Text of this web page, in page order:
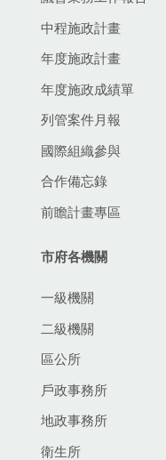
中程施政計畫
年度施政計畫
年度施政成績單
列管案件月報
國際組織參與
合作備忘錄
前瞻計畫專區
市府各機關
一級機關
二級機關
區公所
戶政事務所
地政事務所
衛生所